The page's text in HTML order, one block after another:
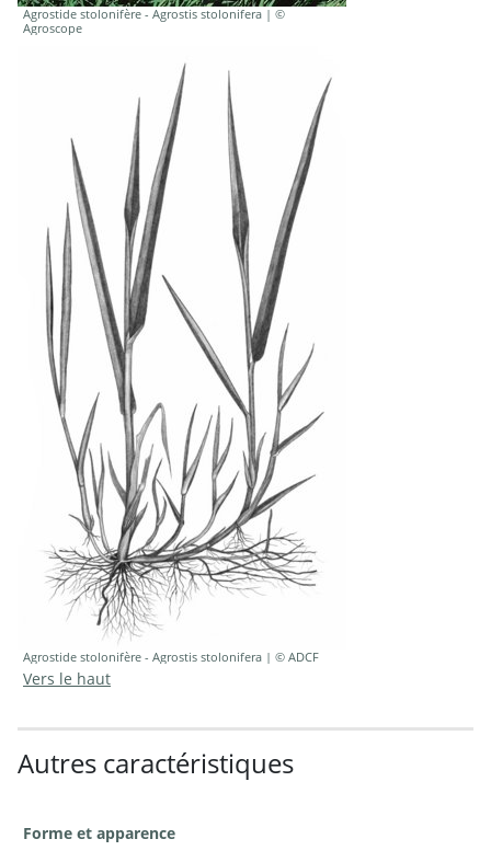
Agrostide stolonifère - Agrostis stolonifera | ©
Agroscope
Agrostide stolonifère - Agrostis stolonifera | © ADCF
Vers le haut
Autres caractéristiques
Forme et apparence